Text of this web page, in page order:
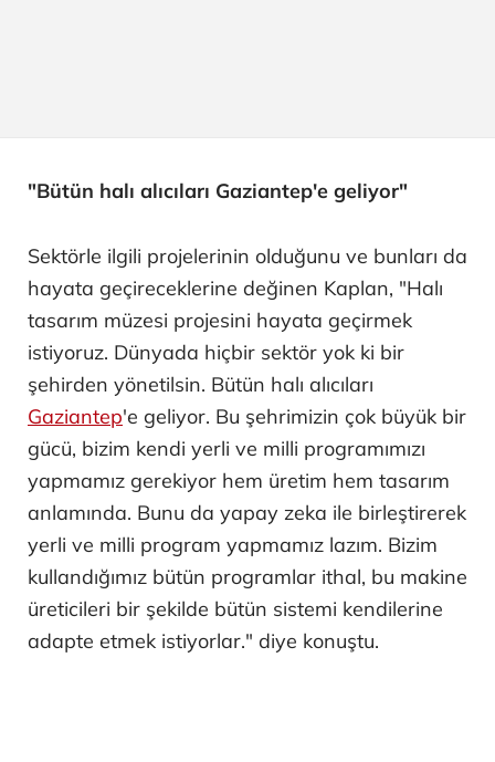
"Bütün halı alıcıları Gaziantep'e geliyor"
Sektörle ilgili projelerinin olduğunu ve bunları da
hayata geçireceklerine değinen Kaplan, "Halı
tasarım müzesi projesini hayata geçirmek
istiyoruz. Dünyada hiçbir sektör yok ki bir
şehirden yönetilsin. Bütün halı alıcıları
Gaziantep'e geliyor. Bu şehrimizin çok büyük bir
gücü, bizim kendi yerli ve milli programımızı
yapmamız gerekiyor hem üretim hem tasarım
anlamında. Bunu da yapay zeka ile birleştirerek
yerli ve milli program yapmamız lazım. Bizim
kullandığımız bütün programlar ithal, bu makine
üreticileri bir şekilde bütün sistemi kendilerine
adapte etmek istiyorlar." diye konuştu.